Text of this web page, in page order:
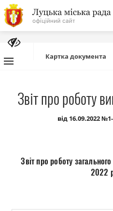
На
головну
сайту
Про
Міська
Картка документа
Звіт про роботу
від 16.09.2022
Звіт про роботу
2022